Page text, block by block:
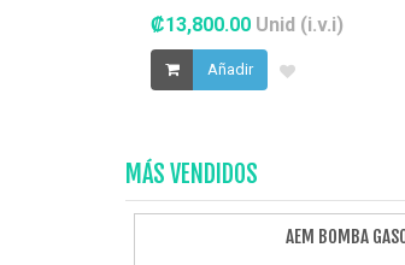
₡13,800.00 Unid (i.v.i)
Añadir
MÁS VENDIDOS